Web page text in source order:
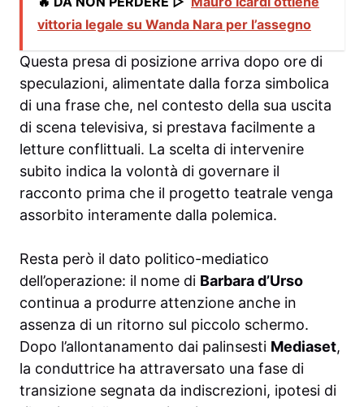
vittoria legale su Wanda Nara per l’assegno
Questa presa di posizione arriva dopo ore di
speculazioni, alimentate dalla forza simbolica
di una frase che, nel contesto della sua uscita
di scena televisiva, si prestava facilmente a
letture conflittuali. La scelta di intervenire
subito indica la volontà di governare il
racconto prima che il progetto teatrale venga
assorbito interamente dalla polemica.
Resta però il dato politico-mediatico
dell’operazione: il nome di Barbara d’Urso
continua a produrre attenzione anche in
assenza di un ritorno sul piccolo schermo.
Dopo l’allontanamento dai palinsesti Mediaset,
la conduttrice ha attraversato una fase di
transizione segnata da indiscrezioni, ipotesi di